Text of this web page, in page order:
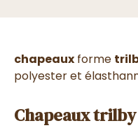
chapeaux forme
polyester et
Chapeaux